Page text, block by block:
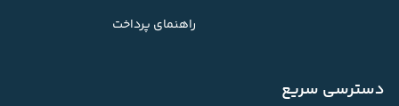
راهنمای پرداخت
دسترسی سریع